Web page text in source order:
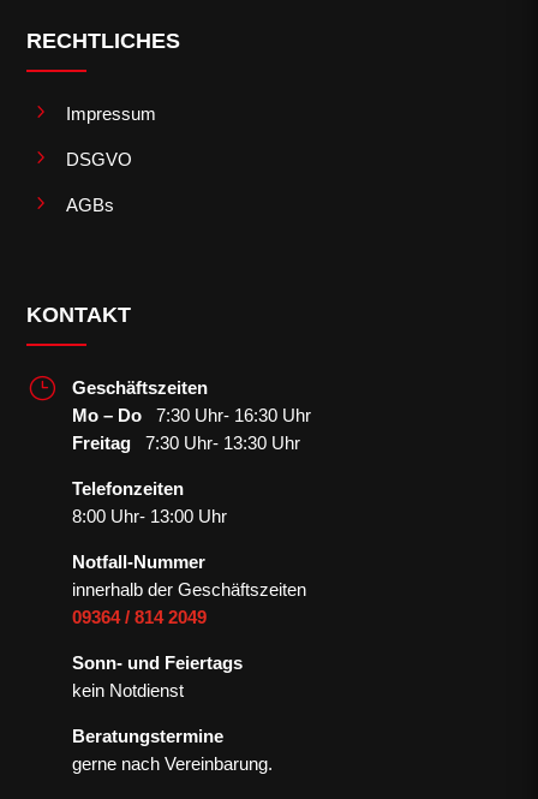
RECHTLICHES
5 Impressum
5 DSGVO
5 AGBs
KONTAKT
}
Geschäftszeiten
Mo – Do 7:30 Uhr- 16:30 Uhr
Freitag 7:30 Uhr- 13:30 Uhr
Telefonzeiten
8:00 Uhr- 13:00 Uhr
Notfall-Nummer
innerhalb der Geschäftszeiten
09364 / 814 2049
Sonn- und Feiertags
kein Notdienst
Beratungstermine
gerne nach Vereinbarung.